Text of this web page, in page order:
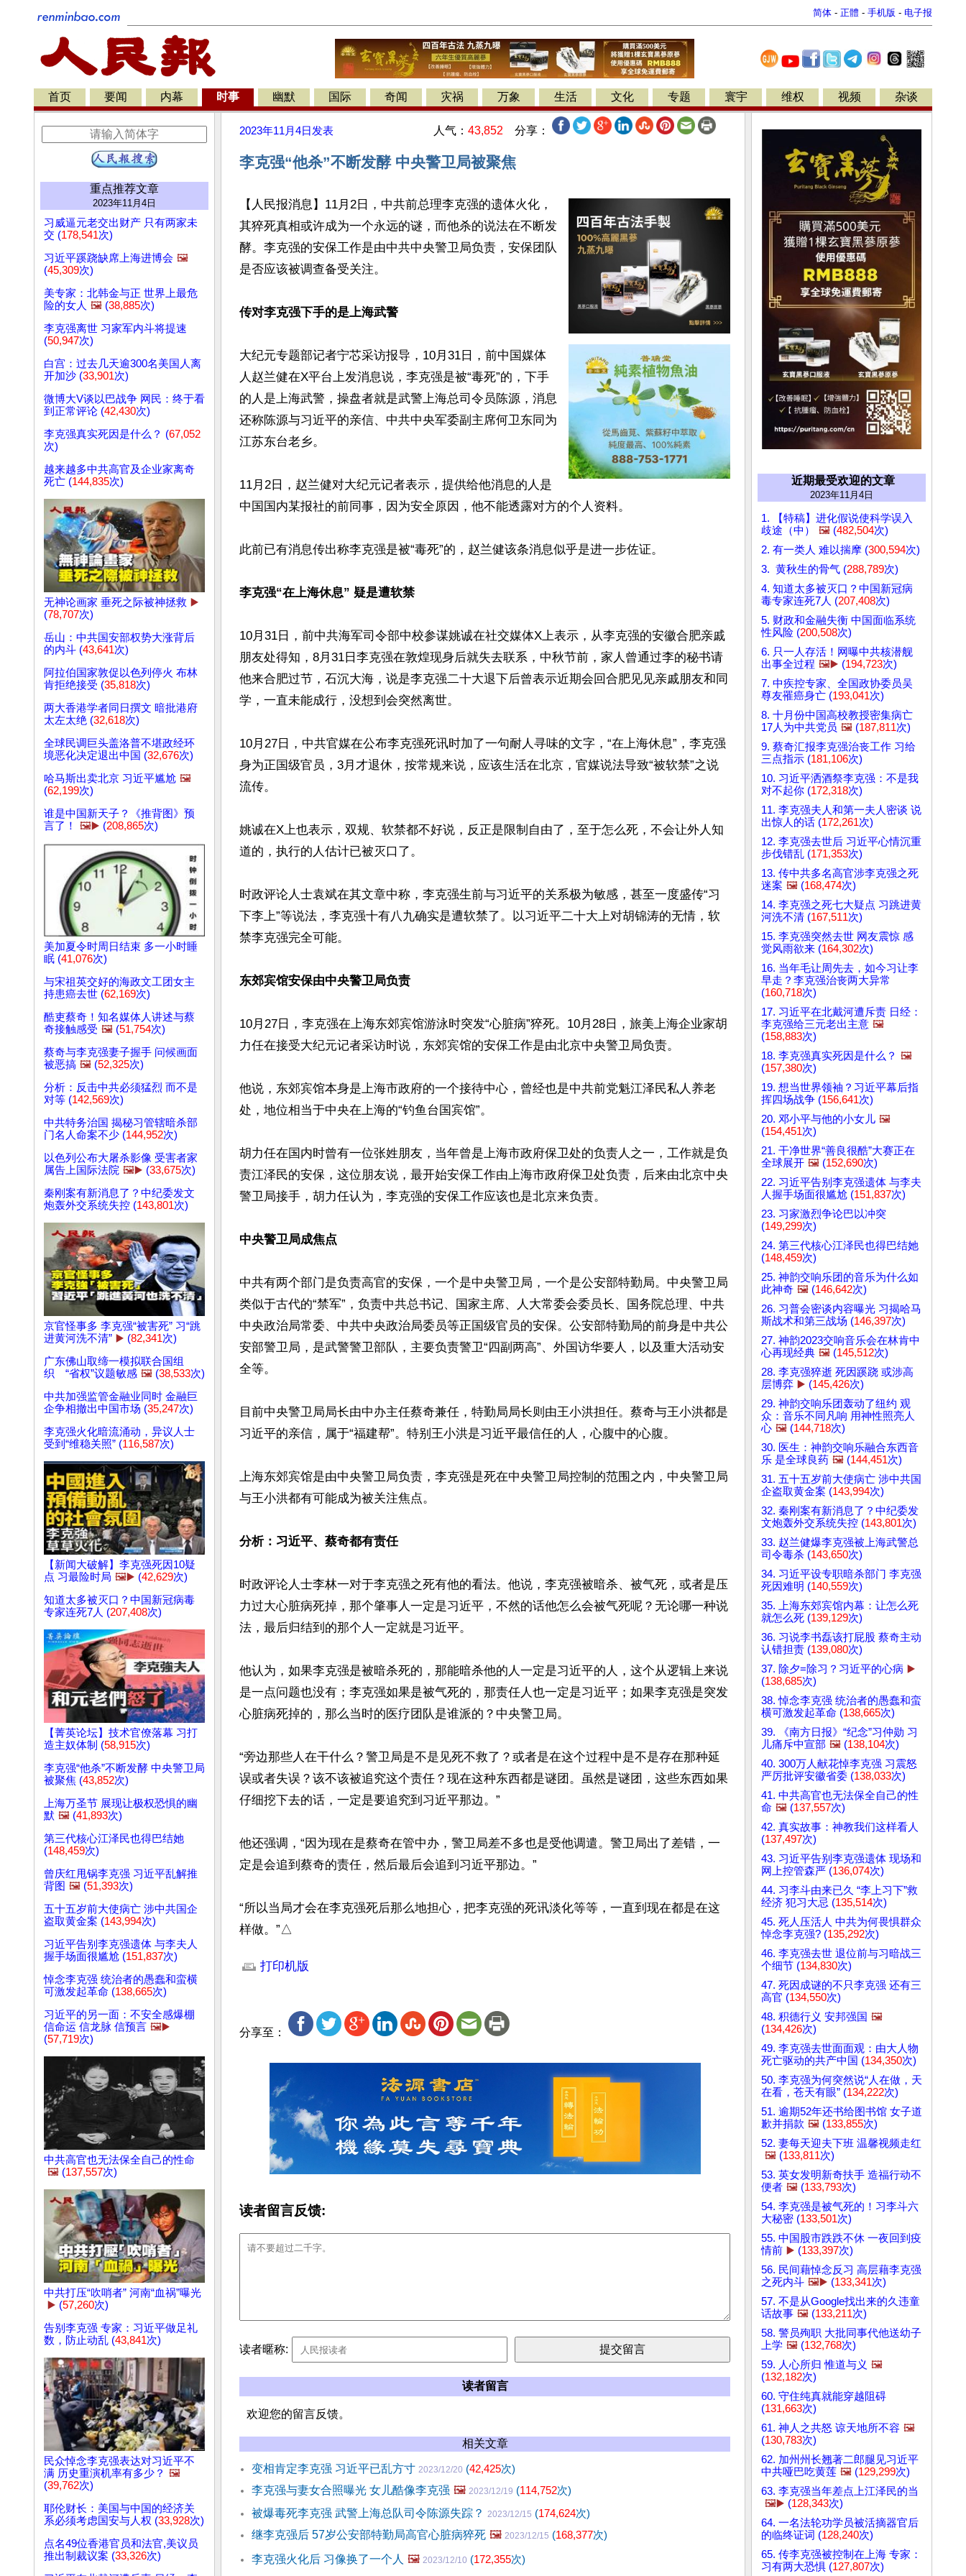
简体 - 正體 - 手机版 - 电子报
首页 要闻 内幕 时事 幽默 国际 奇闻 灾祸 万象 生活 文化 专题 寰宇 维权 视频 杂谈
重点推荐文章
2023年11月4日
习威逼元老交出财产 只有两家未
交 (178,541次)
习近平蹊跷缺席上海进博会 🖼️
(45,309次)
美专家：北韩金与正 世界上最危
险的女人 🖼️ (38,885次)
李克强离世 习家军内斗将提速
(50,947次)
白宫：过去几天逾300名美国人离
开加沙 (33,901次)
微博大V谈以巴战争 网民：终于看
到正常评论 (42,430次)
李克强真实死因是什么？ (67,052
次)
越来越多中共高官及企业家离奇
死亡 (144,835次)
无神论画家 垂死之际被神拯救 ▶️
(78,707次)
岳山：中共国安部权势大涨背后
的内斗 (43,641次)
阿拉伯国家敦促以色列停火 布林
肯拒绝接受 (35,818次)
两大香港学者同日撰文 暗批港府
太左太绝 (32,618次)
全球民调巨头盖洛普不堪政经环
境恶化决定退出中国 (32,676次)
哈马斯出卖北京 习近平尴尬 🖼️
(62,199次)
谁是中国新天子？《推背图》预
言了！
🖼️▶️ (208,865次)
美加夏令时周日结束 多一小时睡
眠 (41,076次)
与宋祖英交好的海政文工团女主
持患癌去世 (62,169次)
酷吏蔡奇！知名媒体人讲述与蔡
奇接触感受 🖼️ (51,754次)
蔡奇与李克强妻子握手 问候画面
被恶搞 🖼️ (52,325次)
分析：反击中共必须猛烈 而不是
对等 (142,569次)
中共特务治国 揭秘习管辖暗杀部
门名人命案不少 (144,952次)
以色列公布大屠杀影像 受害者家
属告上国际法院 🖼️▶️ (33,675次)
秦刚案有新消息了？中纪委发文
炮轰外交系统失控 (143,801次)
京官怪事多 李克强“被害死” 习“跳
进黄河洗不清” ▶️ (82,341次)
广东佛山取缔一模拟联合国组
织 “省权”议题敏感 🖼️ (38,533次)
中共加强监管金融业同时 金融巨
企争相撤出中国市场 (35,247次)
李克强火化暗流涌动，异议人士
受到“维稳关照” (116,587次)
【新闻大破解】李克强死因10疑
点 习最险时局 🖼️▶️ (42,629次)
知道太多被灭口？中国新冠病毒
专家连死7人 (207,408次)
【菁英论坛】技术官僚落幕 习打
造主奴体制 (58,915次)
李克强“他杀”不断发酵 中央警卫局
被聚焦 (43,852次)
上海万圣节 展现让极权恐惧的幽
默 🖼️ (41,893次)
第三代核心江泽民也得巴结她
(148,459次)
曾庆红甩锅李克强 习近平乱解推
背图 🖼️ (51,393次)
五十五岁前大使病亡 涉中共国企
盗取黄金案 (143,994次)
习近平告别李克强遗体 与李夫人
握手场面很尴尬 (151,837次)
悼念李克强 统治者的愚蠢和蛮横
可激发起革命 (138,665次)
习近平的另一面：不安全感爆棚
信命运 信龙脉 信预言 🖼️▶️
(57,719次)
中共高官也无法保全自己的性命
🖼️ (137,557次)
中共打压“吹哨者” 河南“血祸”曝光
▶️ (57,260次)
告别李克强 专家：习近平做足礼
数，防止动乱 (43,841次)
民众悼念李克强表达对习近平不
满 历史重演机率有多少？ 🖼️
(39,762次)
耶伦财长：美国与中国的经济关
系必须考虑国安与人权 (33,928次)
点名49位香港官员和法官,美议员
推出制裁议案 (33,326次)
2023年11月4日 发表 人气： 43,852 分享：
李克强“他杀”不断发酵 中央警卫局被聚焦
【人民报消息】11月2日，中共前总理李克强的遗体火化，
其猝死真相或许成为一个永远的谜，而他杀的说法在不断发
酵。李克强的安保工作是由中共中央警卫局负责，安保团队
是否应该被调查备受关注。
传对李克强下手的是上海武警
大纪元专题部记者宁芯采访报导，10月31日，前中国媒体
人赵兰健在X平台上发消息说，李克强是被“毒死”的，下手
的人是上海武警，操盘者就是武警上海总司令员陈源，消息
还称陈源与习近平的亲信、中共中央军委副主席何卫东同为
江苏东台老乡。
11月2日，赵兰健对大纪元记者表示，提供给他消息的人是
中国国内某报社的前同事，因为安全原因，他不能透露对方的个人资料。
此前已有消息传出称李克强是被“毒死”的，赵兰健该条消息似乎是进一步佐证。
李克强“在上海休息” 疑是遭软禁
10月31日，前中共海军司令部中校参谋姚诚在社交媒体X上表示，从李克强的安徽合肥亲戚
朋友处得知，8月31日李克强在敦煌现身后就失去联系，中秋节前，家人曾通过李的秘书请
他来合肥过节，石沉大海，说是李克强二十大退下后曾表示近期会回合肥见见亲戚朋友和同
学，一直未能成行，没想到会突然离世。
10月27日，中共官媒在公布李克强死讯时加了一句耐人寻味的文字，“在上海休息”，李克强
身为正国级官员，3月才退休，按常规来说，应该生活在北京，官媒说法导致“被软禁”之说
流传。
姚诚在X上也表示，双规、软禁都不好说，反正是限制自由了，至于怎么死，不会让外人知
道的，执行的人估计已被灭口了。
时政评论人士袁斌在其文章中称，李克强生前与习近平的关系极为敏感，甚至一度盛传“习
下李上”等说法，李克强十有八九确实是遭软禁了。以习近平二十大上对胡锦涛的无情，软
禁李克强完全可能。
东郊宾馆安保由中央警卫局负责
10月27日，李克强在上海东郊宾馆游泳时突发“心脏病”猝死。10月28日，旅美上海企业家胡
力任在接受大纪元记者采访时说，东郊宾馆的安保工作是由北京中央警卫局负责。
他说，东郊宾馆本身是上海市政府的一个接待中心，曾经也是中共前党魁江泽民私人养老
处，地位相当于中央在上海的“钓鱼台国宾馆”。
胡力任在国内时曾有一位张姓朋友，当年曾是上海市政府保卫处的负责人之一，工作就是负
责江泽民的安保，这位朋友说，最开始安保工作由上海市政府保卫处负责，后来由北京中央
警卫局接手，胡力任认为，李克强的安保工作应该也是北京来负责。
中央警卫局成焦点
中共有两个部门是负责高官的安保，一个是中央警卫局，一个是公安部特勤局。中央警卫局
类似于古代的“禁军”，负责中共总书记、国家主席、人大常委会委员长、国务院总理、中共
中央政治局常委、中共中央政治局委员等正国级官员的安保。公安部特勤局的前身是中共公
安部警卫局，是武警警卫部队，主要负责警卫“四副两高”、外国访华要人，以及重大活动安
全等。
目前中央警卫局局长由中办主任蔡奇兼任，特勤局局长则由王小洪担任。蔡奇与王小洪都是
习近平的亲信，属于“福建帮”。特别王小洪是习近平最信任的人，心腹中的心腹。
上海东郊宾馆是由中央警卫局负责，李克强是死在中央警卫局控制的范围之内，中央警卫局
与王小洪都有可能成为被关注焦点。
分析：习近平、蔡奇都有责任
时政评论人士李林一对于李克强之死有他的看法。他说，李克强被暗杀、被气死，或者是压
力过大心脏病死掉，那个肇事人一定是习近平，不然的话他怎么会被气死呢？无论哪一种说
法，最后归结到的那个人一定就是习近平。
他认为，如果李克强是被暗杀死的，那能暗杀他的人一定是习近平的人，这个从逻辑上来说
是一点问题也没有；李克强如果是被气死的，那责任人也一定是习近平；如果李克强是突发
心脏病死掉的，那么当时的医疗团队是谁派的？中央警卫局。
“旁边那些人在干什么？警卫局是不是见死不救了？或者是在这个过程中是不是存在那种延
误或者失误？该不该被追究这个责任？现在这种东西都是谜团。虽然是谜团，这些东西如果
仔细挖下去的话，一定是要追究到习近平那边。”
他还强调，“因为现在是蔡奇在管中办，警卫局差不多也是受他调遣。警卫局出了差错，一
定是会追到蔡奇的责任，然后最后会追到习近平那边。”
“所以当局才会在李克强死后那么地担心，把李克强的死讯淡化等等，一直到现在都是在这
样做。”△
打印机版
分享至：
读者留言反馈:
读者暱称:
读者留言
欢迎您的留言反馈。
相关文章
变相肯定李克强 习近平已乱方寸 2023/12/20 (42,425次)
李克强与妻女合照曝光 女儿酷像李克强 🖼️ 2023/12/19 (114,752次)
被爆毒死李克强 武警上海总队司令陈源失踪？ 2023/12/15 (174,624次)
继李克强后 57岁公安部特勤局高官心脏病猝死 🖼️ 2023/12/15 (168,377次)
李克强火化后 习像换了一个人 🖼️ 2023/12/10 (172,355次)
近期最受欢迎的文章
2023年11月4日
1. 【特稿】进化假说使科学误入
歧途（中）
🖼️ (482,504次)
2. 有一类人 难以揣摩 (300,594次)
3. 黄秋生的骨气 (288,789次)
4. 知道太多被灭口？中国新冠病
毒专家连死7人 (207,408次)
5. 财政和金融失衡 中国面临系统
性风险 (200,508次)
6. 只一人存活！网曝中共核潜舰
出事全过程 🖼️▶️ (194,723次)
7. 中疾控专家、全国政协委员吴
尊友罹癌身亡 (193,041次)
8. 十月份中国高校教授密集病亡
17人为中共党员 🖼️ (187,811次)
9. 蔡奇汇报李克强治丧工作 习给
三点指示 (181,106次)
10. 习近平洒酒祭李克强：不是我
对不起你 (172,318次)
11. 李克强夫人和第一夫人密谈 说
出惊人的话 (172,261次)
12. 李克强去世后 习近平心情沉重
步伐错乱 (171,353次)
13. 传中共多名高官涉李克强之死
迷案 🖼️ (168,474次)
14. 李克强之死七大疑点 习跳进黄
河洗不清 (167,511次)
15. 李克强突然去世 网友震惊 感
觉风雨欲来 (164,302次)
16. 当年毛让周先去，如今习让李
早走？李克强治丧两大异常
(160,718次)
17. 习近平在北戴河遭斥责 日经：
李克强给三元老出主意 🖼️
(158,883次)
18. 李克强真实死因是什么？ 🖼️
(157,380次)
19. 想当世界领袖？习近平幕后指
挥四场战争 (156,641次)
20. 邓小平与他的小女儿 🖼️
(154,451次)
21. 干净世界“善良很酷”大赛正在
全球展开 🖼️ (152,690次)
22. 习近平告别李克强遗体 与李夫
人握手场面很尴尬 (151,837次)
23. 习家激烈争论巴以冲突
(149,299次)
24. 第三代核心江泽民也得巴结她
(148,459次)
25. 神韵交响乐团的音乐为什么如
此神奇 🖼️ (146,642次)
26. 习普会密谈内容曝光 习揭哈马
斯战术和第三战场 (146,397次)
27. 神韵2023交响音乐会在林肯中
心再现经典 🖼️ (145,512次)
28. 李克强猝逝 死因蹊跷 或涉高
层博弈 ▶️ (145,426次)
29. 神韵交响乐团轰动了纽约 观
众：音乐不同凡响 用神性照亮人
心 🖼️ (144,718次)
30. 医生：神韵交响乐融合东西音
乐 是全球良药 🖼️ (144,451次)
31. 五十五岁前大使病亡 涉中共国
企盗取黄金案 (143,994次)
32. 秦刚案有新消息了？中纪委发
文炮轰外交系统失控 (143,801次)
33. 赵兰健爆李克强被上海武警总
司令毒杀 (143,650次)
34. 习近平设专职暗杀部门 李克强
死因难明 (140,559次)
35. 上海东郊宾馆内幕：让怎么死
就怎么死 (139,129次)
36. 习说李书磊该打屁股 蔡奇主动
认错担责 (139,080次)
37. 除夕=除习？习近平的心病 ▶️
(138,685次)
38. 悼念李克强 统治者的愚蠢和蛮
横可激发起革命 (138,665次)
39. 《南方日报》“纪念”习仲勋 习
儿痛斥中宣部 🖼️ (138,104次)
40. 300万人献花悼李克强 习震怒
严厉批评安徽省委 (138,033次)
41. 中共高官也无法保全自己的性
命 🖼️ (137,557次)
42. 真实故事：神教我们这样看人
(137,497次)
43. 习近平告别李克强遗体 现场和
网上控管森严 (136,074次)
44. 习李斗由来已久 “李上习下”救
经济 犯习大忌 (135,514次)
45. 死人压活人 中共为何畏惧群众
悼念李克强? (135,292次)
46. 李克强去世 退位前与习暗战三
个细节 (134,830次)
47. 死因成谜的不只李克强 还有三
高官 (134,550次)
48. 积德行义 安邦强国 🖼️
(134,426次)
49. 李克强去世面面观：由大人物
死亡驱动的共产中国 (134,350次)
50. 李克强为何突然说“人在做，天
在看，苍天有眼” (134,222次)
51. 逾期52年还书给图书馆 女子道
歉并捐款 🖼️ (133,855次)
52. 妻每天迎夫下班 温馨视频走红
🖼️ (133,811次)
53. 英女发明新奇扶手 造福行动不
便者 🖼️ (133,793次)
54. 李克强是被气死的！习李斗六
大秘密 (133,501次)
55. 中国股市跌跌不休 一夜回到疫
情前 ▶️ (133,397次)
56. 民间藉悼念反习 高层藉李克强
之死内斗 🖼️▶️ (133,341次)
57. 不是从Google找出来的久违童
话故事 🖼️ (133,211次)
58. 警员殉职 大批同事代他送幼子
上学 🖼️ (132,768次)
59. 人心所归 惟道与义 🖼️
(132,182次)
60. 守住纯真就能穿越阻碍
(131,663次)
61. 神人之共怒 谅天地所不容 🖼️
(130,783次)
62. 加州州长翘著二郎腿见习近平
中共哑巴吃黄莲 🖼️ (129,299次)
63. 李克强当年差点上江泽民的当
🖼️▶️ (128,343次)
64. 一名法轮功学员被活摘器官后
的临终证词 (128,240次)
65. 传李克强被控制在上海 专家：
习有两大恐惧 (127,807次)